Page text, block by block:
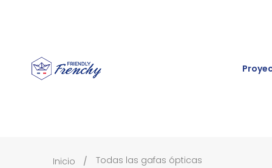
Inicio Todas las gafas ópticas